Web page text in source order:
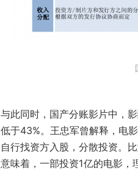
与此同时，国产分账影片中，
低于43%。王忠军曾解释，电
自行找资方入股，分散投资。
意味着，一部投资1亿的电影